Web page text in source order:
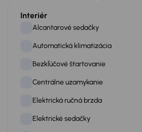
Interiér
Alcantarové sedačky
Automatická klimatizácia
Bezkľúčové štartovanie
Centrálne uzamykanie
Elektrická ručná brzda
Elektrické sedačky